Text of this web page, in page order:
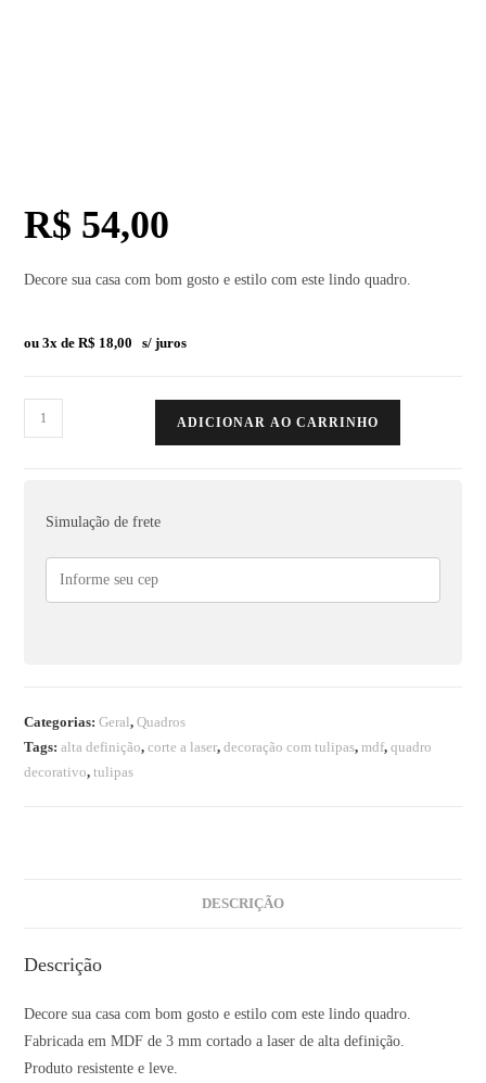
R$ 54,00
Decore sua casa com bom gosto e estilo com este lindo quadro.
ou 3x deR$ 18,00 s/ juros
ADICIONAR AO CARRINHO
Simulação de frete
Categorias:Geral,Quadros
Tags:alta definição,corte a laser,decoração com tulipas,mdf,quadro
decorativo,tulipas
DESCRIÇÃO
Descrição
Decore sua casa com bom gosto e estilo com este lindo quadro.
Fabricada em MDF de 3 mm cortado a laser de alta definição.
Produto resistente e leve.